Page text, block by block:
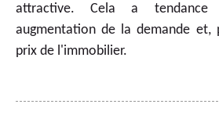
attractive. Cela a
augmentation de la demande et,
prix de l'immobilier.